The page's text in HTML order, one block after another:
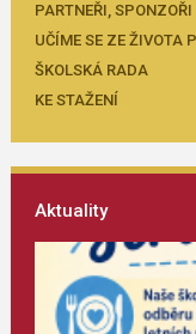
PARTNEŘI, SPONZOŘI
UČÍME SE ZE ŽIVOTA
ŠKOLSKÁ RADA
KE STAŽENÍ
Aktuality